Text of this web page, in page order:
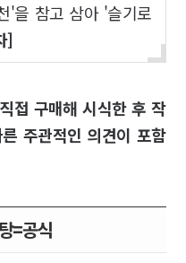
'을 참고 삼아 '슬기로
]
접 구매해 시식한 후 작
주관적인 의견이 포함
=공식